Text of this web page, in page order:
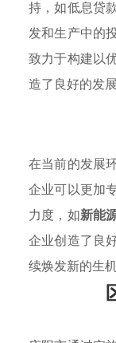
持，如低息贷
发和生产中的
致力于构建以
造了良好的发
在当前的发展
企业可以更加
力度，如新能
企业创造了良
续焕发新的生